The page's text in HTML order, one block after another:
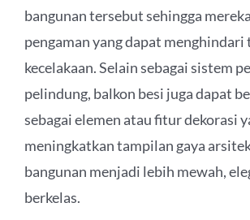
bangunan tersebut sehingga
pengaman yang dapat
kecelakaan. Selain sebagai sistem
pelindung, balkon besi juga dapat
sebagai elemen atau fitur dekorasi
meningkatkan tampilan gaya
bangunan menjadi lebih mewah,
berkelas.